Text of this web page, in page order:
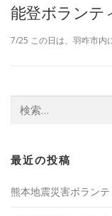
能登ボラン
7/25 この日は、羽咋市内
索:
最近の投稿
熊本地震災害ボラン